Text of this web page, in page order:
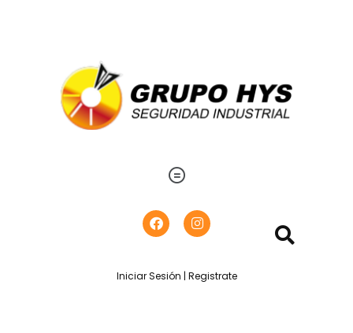
Iniciar Sesión | Registrate